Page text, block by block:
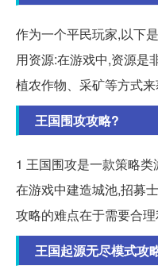
作为一个平民玩家,以下
用资源:在游戏中,资源是
植农作物、采矿等方式来
王国围攻攻略?
1 王国围攻是一款策略
在游戏中建造城池,招募
攻略的难点在于需要合理
王国起源无尽模式攻